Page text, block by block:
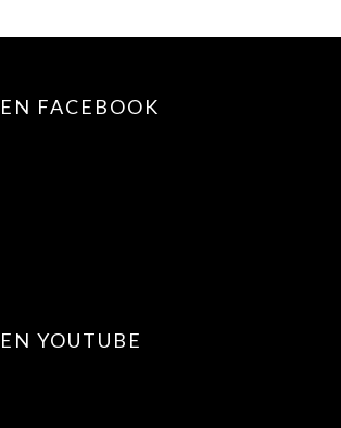
FACEBOOK
YOUTUBE